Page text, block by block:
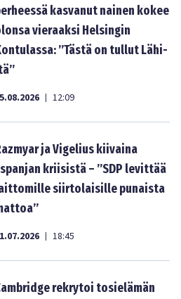
kasvanut nainen kokee
vieraaksi Helsingin
”Tästä on tullut Lähi-
| 12:09
ja Vigelius kiivaina
kriisistä – ”SDP levittää
siirtolaisille punaista
| 18:45
rekrytoi tosielämän